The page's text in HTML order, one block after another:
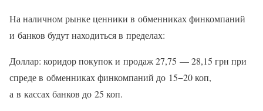
На наличном рынке ценники в обменниках финкомпаний
и банков будут находиться в пределах:
Доллар: коридор покупок и продаж 27,75 — 28,15 грн при
спреде в обменниках финкомпаний до 15−20 коп,
а в кассах банков до 25 коп.